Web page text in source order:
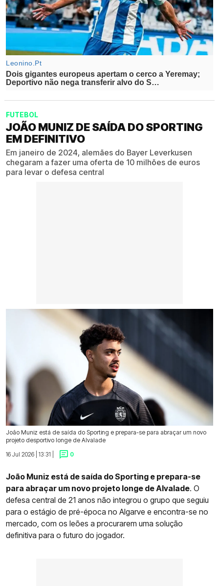
FUTEBOL
JOÃO MUNIZ DE SAÍDA DO SPORTING
EM DEFINITIVO
Em janeiro de 2024, alemães do Bayer Leverkusen
chegaram a fazer uma oferta de 10 milhões de euros
para levar o defesa central
João Muniz está de saída do Sporting e prepara-se para abraçar um novo
projeto desportivo longe de Alvalade
16 Jul 2026 | 13:31 |
0
João Muniz está de saída do Sporting e prepara-se
para abraçar um novo projeto longe de Alvalade. O
defesa central de 21 anos não integrou o grupo que seguiu
para o estágio de pré-época no Algarve e encontra-se no
mercado, com os leões a procurarem uma solução
definitiva para o futuro do jogador.